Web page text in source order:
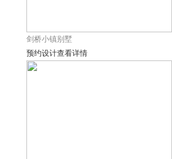
剑桥小镇别墅
预约设计查看详情